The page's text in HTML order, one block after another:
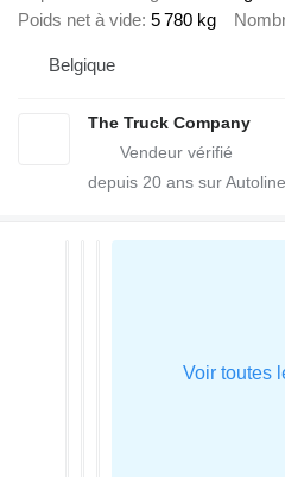
Poids net à vide 5 780 kg
Belgique
The Truck Company
depuis 20 ans sur Autoline